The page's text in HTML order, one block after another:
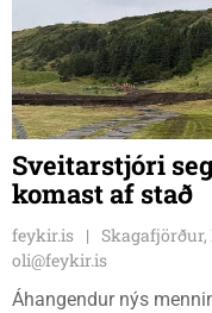
Sveitarstjóri
komast af stað
feykir.is
oli@feykir.is
Áhangendur nýs